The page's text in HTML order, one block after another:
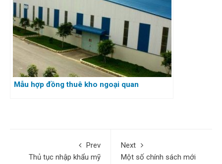
Mẫu hợp đồng thuê kho ngoại quan
Prev
Thủ tục nhập khẩu mỹ
Next
Một số chính sách mới